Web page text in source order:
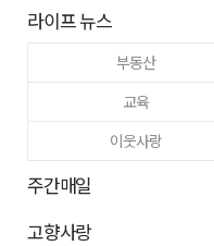
라이프 뉴스
부동산
교육
이웃사랑
주간매일
고향사랑